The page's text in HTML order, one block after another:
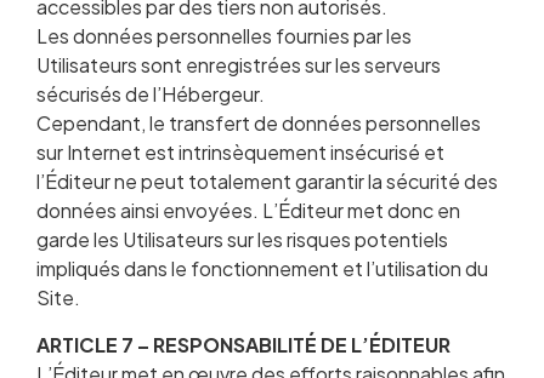
accessibles par des tiers non autorisés.
Les données personnelles fournies par les
Utilisateurs sont enregistrées sur les serveurs
sécurisés de l’Hébergeur.
Cependant, le transfert de données personnelles
sur Internet est intrinsèquement insécurisé et
l’Éditeur ne peut totalement garantir la sécurité des
données ainsi envoyées. L’Éditeur met donc en
garde les Utilisateurs sur les risques potentiels
impliqués dans le fonctionnement et l’utilisation du
Site.
ARTICLE 7 – RESPONSABILITÉ DE L’ÉDITEUR